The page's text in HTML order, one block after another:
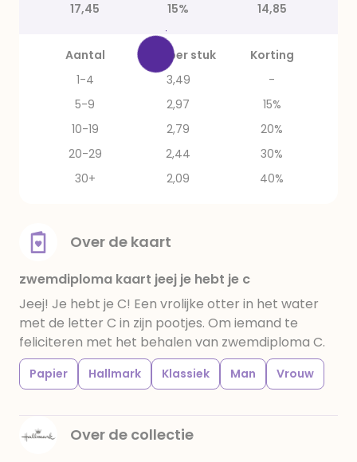
17,45
15% 14,85
Aantal Prijs per stuk
Korting
1-4
3,49
-
5-9
2,97
15%
10-19
2,79
20%
20-29
2,44
30%
30+
2,09 40%
Over de kaart
zwemdiploma kaart jeej je hebt je c
Jeej! Je hebt je C! Een vrolijke otter in het water
met de letter C in zijn pootjes. Om iemand te
feliciteren met het behalen van zwemdiploma C.
Papier Hallmark Klassiek Man Vrouw
Over de collectie